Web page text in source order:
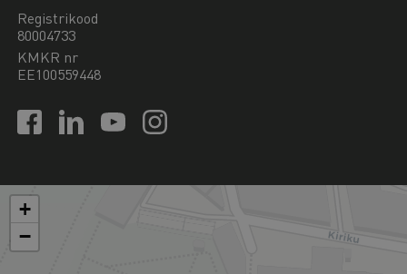
Registrikood
80004733
KMKR nr
EE100559448
+
−